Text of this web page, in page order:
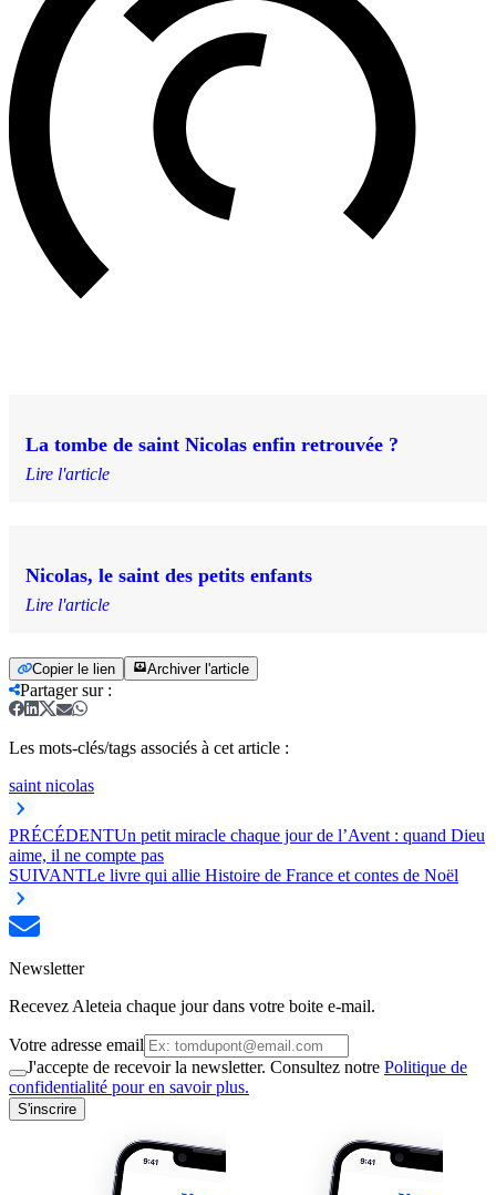
La tombe de saint Nicolas enfin retrouvée ?
Lire l'article
Nicolas, le saint des petits enfants
Lire l'article
Copier le lien Archiver l'article
Partager sur:
Les mots-clés/tags associés à cet article :
saint nicolas
PRÉCÉDENTUn petit miracle chaque jour de l’Avent : quand Dieu
aime, il ne compte pas
SUIVANTLe livre qui allie Histoire de France et contes de Noël
Newsletter
Recevez Aleteia chaque jour dans votre boite e-mail.
Votre adresse email
J'accepte de recevoir la newsletter. Consultez notre Politique de
confidentialité pour en savoir plus.
S'inscrire